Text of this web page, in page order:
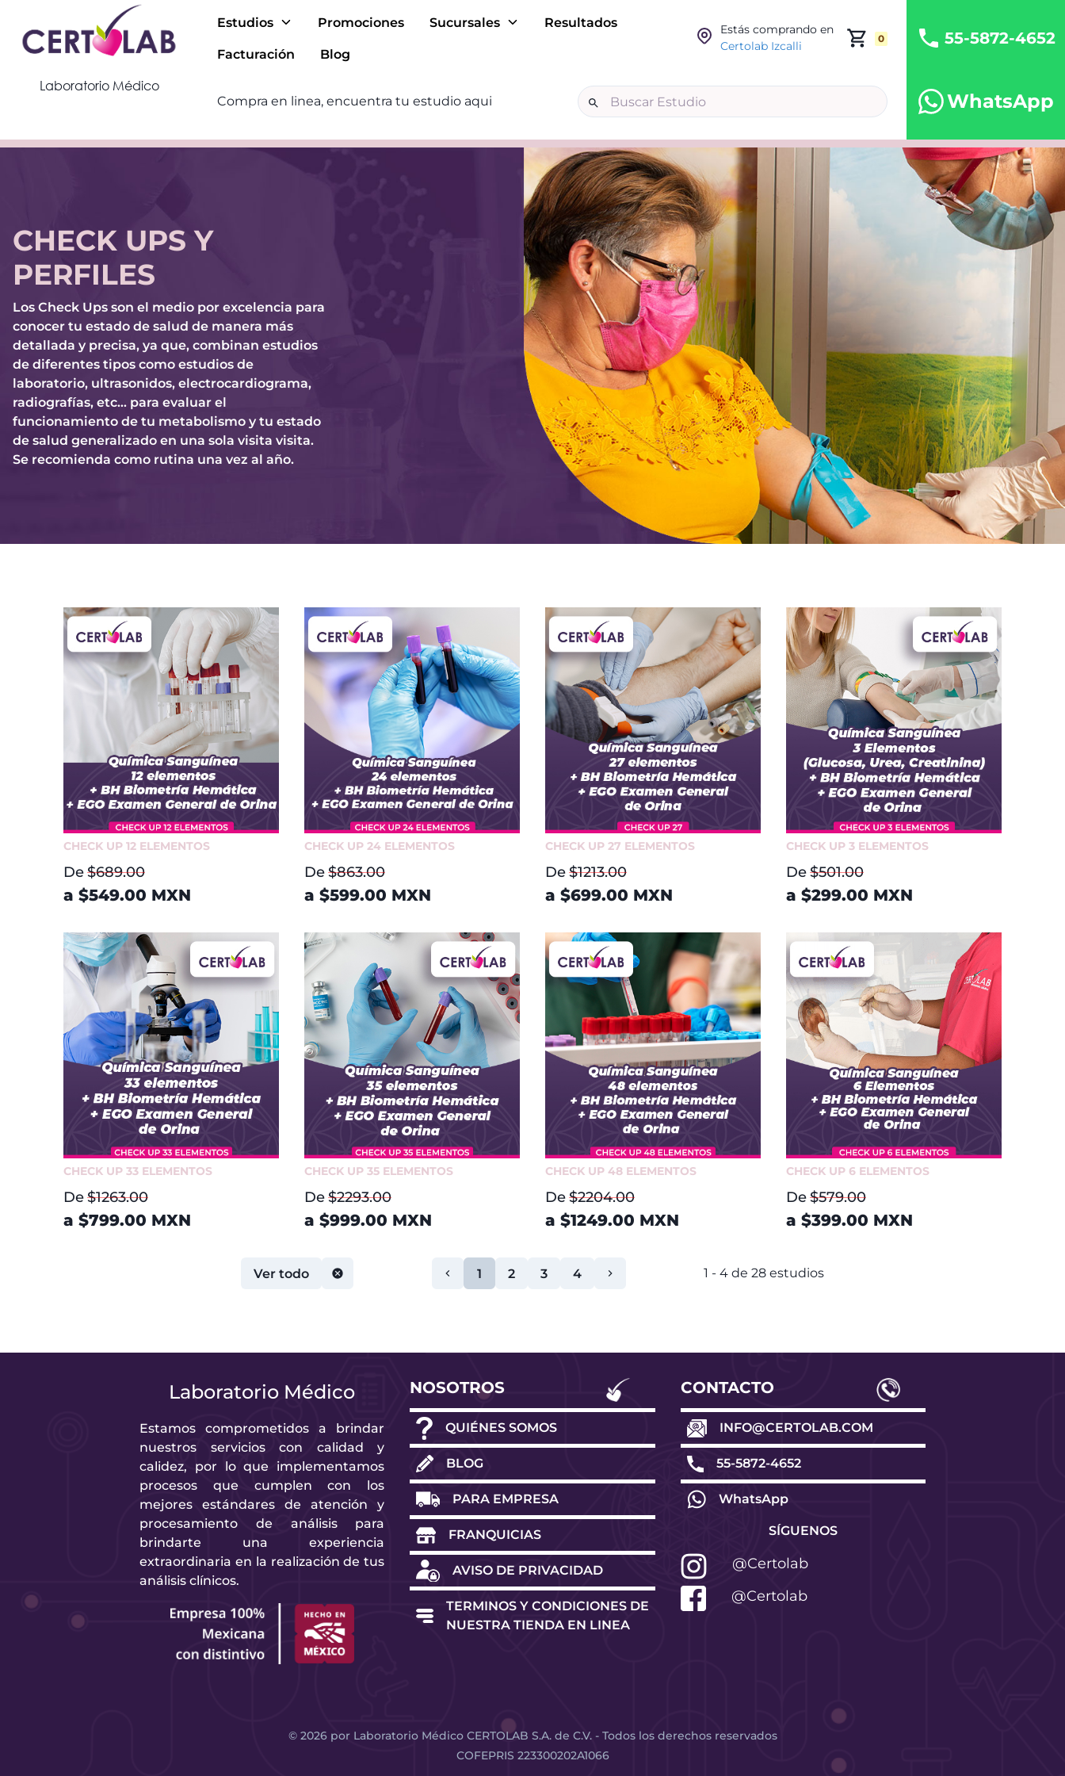
Laboratorio Médico
Estudios Promociones Sucursales Resultados
Facturación Blog
Estás comprando en
Certolab Izcalli
0
Compra en linea, encuentra tu estudio aqui
55-5872-4652
WhatsApp
CHECK UPS Y
PERFILES
Los Check Ups son el medio por excelencia para
conocer tu estado de salud de manera más
detallada y precisa, ya que, combinan estudios
de diferentes tipos como estudios de
laboratorio, ultrasonidos, electrocardiograma,
radiografías, etc… para evaluar el
funcionamiento de tu metabolismo y tu estado
de salud generalizado en una sola visita visita.
Se recomienda como rutina una vez al año.
CHECK UP 12 ELEMENTOS
De$689.00
a $549.00 MXN
CHECK UP 24 ELEMENTOS
De$863.00
a $599.00 MXN
CHECK UP 27 ELEMENTOS
De$1213.00
a $699.00 MXN
CHECK UP 3 ELEMENTOS
De$501.00
a $299.00 MXN
CHECK UP 33 ELEMENTOS
De$1263.00
a $799.00 MXN
CHECK UP 35 ELEMENTOS
De$2293.00
a $999.00 MXN
CHECK UP 48 ELEMENTOS
De$2204.00
a $1249.00 MXN
CHECK UP 6 ELEMENTOS
De$579.00
a $399.00 MXN
Ver todo 1 2 3 4 1 - 4 de 28 estudios
Laboratorio Médico
Estamos comprometidos a brindar
nuestros servicios con calidad y
calidez, por lo que implementamos
procesos que cumplen con los
mejores estándares de atención y
procesamiento de análisis para
brindarte una experiencia
extraordinaria en la realización de tus
análisis clínicos.
NOSOTROS
QUIÉNES SOMOS
BLOG
PARA EMPRESA
FRANQUICIAS
AVISO DE PRIVACIDAD
TERMINOS Y CONDICIONES DE
NUESTRA TIENDA EN LINEA
CONTACTO
INFO@CERTOLAB.COM
55-5872-4652
WhatsApp
SÍGUENOS
@Certolab
@Certolab
© 2026por Laboratorio Médico CERTOLAB S.A. de C.V. - Todos los derechos reservados
COFEPRIS 223300202A1066